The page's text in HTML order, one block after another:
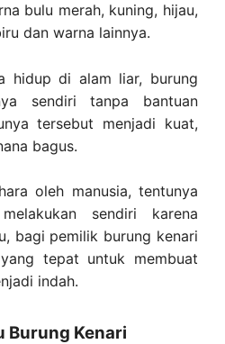
bulu merah, kuning, hijau,
dan warna lainnya.
hidup di alam liar, burung
sendiri tanpa bantuan
tersebut menjadi kuat,
bagus.
oleh manusia, tentunya
sendiri karena
bagi pemilik burung kenari
tepat untuk membuat
indah.
Burung Kenari